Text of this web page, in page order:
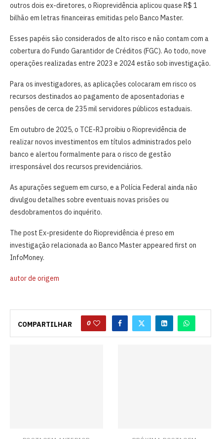
outros dois ex-diretores, o Rioprevidência aplicou quase R$ 1
bilhão em letras financeiras emitidas pelo Banco Master.
Esses papéis são considerados de alto risco e não contam com a
cobertura do Fundo Garantidor de Créditos (FGC). Ao todo, nove
operações realizadas entre 2023 e 2024 estão sob investigação.
Para os investigadores, as aplicações colocaram em risco os
recursos destinados ao pagamento de aposentadorias e
pensões de cerca de 235 mil servidores públicos estaduais.
Em outubro de 2025, o TCE-RJ proibiu o Rioprevidência de
realizar novos investimentos em títulos administrados pelo
banco e alertou formalmente para o risco de gestão
irresponsável dos recursos previdenciários.
As apurações seguem em curso, e a Polícia Federal ainda não
divulgou detalhes sobre eventuais novas prisões ou
desdobramentos do inquérito.
The post Ex-presidente do Rioprevidência é preso em
investigação relacionada ao Banco Master appeared first on
InfoMoney.
autor de origem
COMPARTILHAR 0